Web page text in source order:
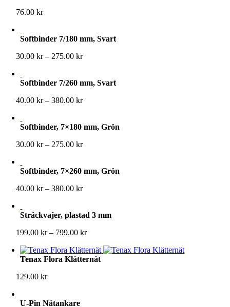
76.00kr
Softbinder 7/180 mm, Svart
30.00kr – 275.00krPrisintervall:
275.00 kr
Softbinder 7/260 mm, Svart
40.00kr – 380.00krPrisintervall:
380.00 kr
Softbinder, 7×180 mm, Grön
30.00kr – 275.00krPrisintervall:
275.00 kr
Softbinder, 7×260 mm, Grön
40.00kr – 380.00krPrisintervall:
380.00 kr
Sträckvajer, plastad 3 mm
199.00kr – 799.00krPrisintervall:
till
799.00 kr
Tenax Flora Klätternät
129.00kr
U-Pin Nätankare